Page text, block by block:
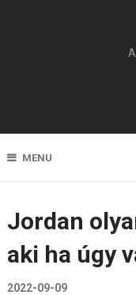
MENU
Jordan
aki ha úgy
2022-09-09